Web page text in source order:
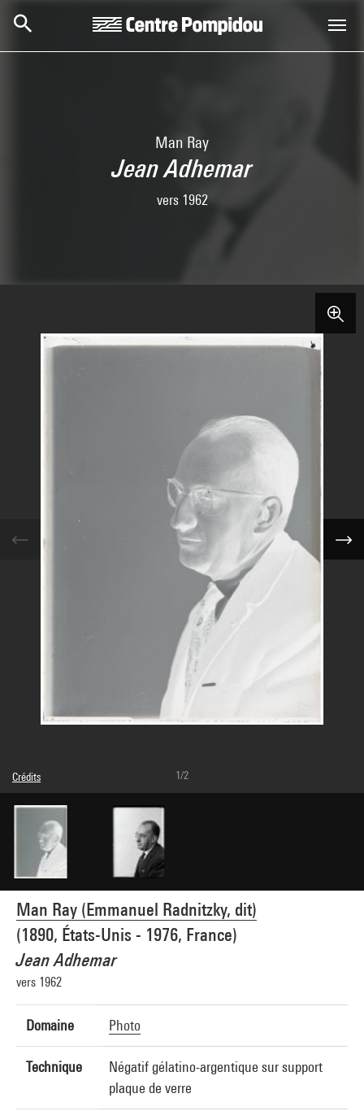
Man Ray
Jean Adhemar
vers 1962
Man Ray (Emmanuel Radnitzky, dit)
(1890, États-Unis - 1976, France)
Jean Adhemar
vers 1962
Domaine Photo
Technique
Négatif gélatino-argentique sur support
plaque de verre
Crédits
© Man Ray Trust / Adagp, Paris
Réf. image : 4G01286
1/2